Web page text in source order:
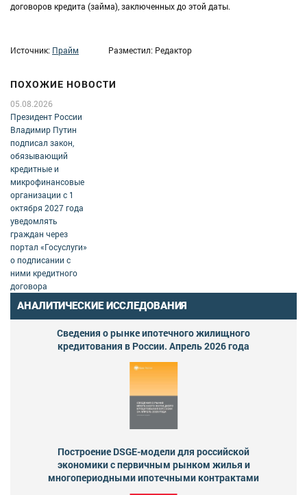
договоров кредита (займа), заключенных до этой даты.
Источник: Прайм Разместил: Редактор
ПОХОЖИЕ НОВОСТИ
05.08.2026
Президент России
Владимир Путин
подписал закон,
обязывающий
кредитные и
микрофинансовые
организации с 1
октября 2027 года
уведомлять
граждан через
портал «Госуслуги»
о подписании с
ними кредитного
договора
АНАЛИТИЧЕСКИЕ ИССЛЕДОВАНИЯ
Сведения о рынке ипотечного жилищного
кредитования в России. Апрель 2026 года
Построение DSGE-модели для российской
экономики с первичным рынком жилья и
многопериодными ипотечными контрактами